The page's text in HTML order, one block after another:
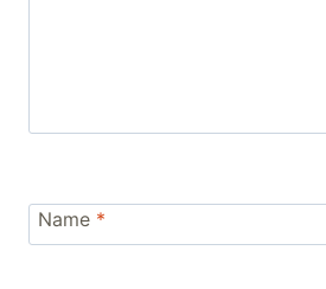
Name *